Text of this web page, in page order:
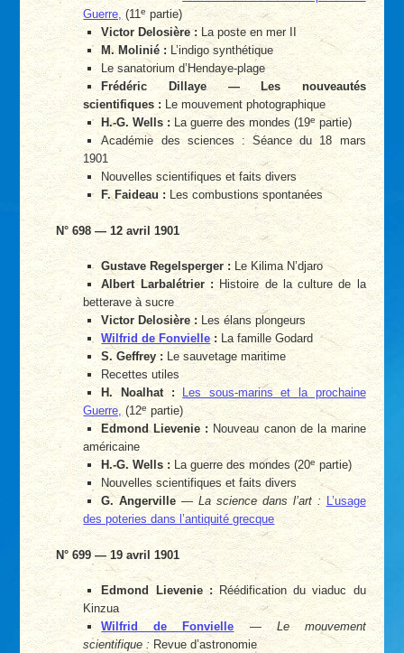
Guerre,(11e partie)
Victor Delosière : La poste en mer II
M. Molinié : L’indigo synthétique
Le sanatorium d’Hendaye-plage
Frédéric Dillaye — Les nouveautés
scientifiques : Le mouvement photographique
H.-G. Wells :La guerre des mondes (19e partie)
Académie des sciences : Séance du 18 mars
1901
Nouvelles scientifiques et faits divers
F. Faideau : Les combustions spontanées
N° 698 — 12 avril 1901
Gustave Regelsperger :Le Kilima N’djaro
Albert Larbalétrier :Histoire de la culture de la
betterave à sucre
Victor Delosière :Les élans plongeurs
Wilfrid de Fonvielle: La famille Godard
S. Geffrey : Le sauvetage maritime
Recettes utiles
H. Noalhat :
Les sous-marins et la prochaine
Guerre, (12e partie)
Edmond Lievenie :Nouveau canon de la marine
américaine
H.-G. Wells :La guerre des mondes (20e partie)
Nouvelles scientifiques et faits divers
G. Angerville —La science dans l’art : L’usage
des poteries dans l’antiquité grecque
N° 699 — 19 avril 1901
Edmond Lievenie :Réédification du viaduc du
Kinzua
Wilfrid de Fonvielle—Le mouvement
scientifique :Revue d’astronomie